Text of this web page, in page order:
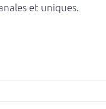
et uniques.